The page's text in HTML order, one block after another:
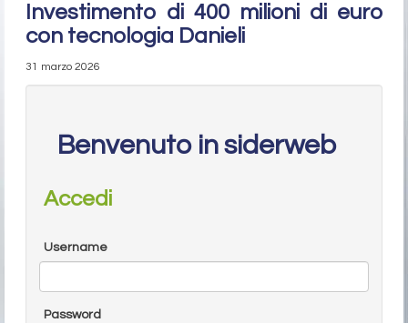
Investimento di 400 milioni di euro
con tecnologia Danieli
31 marzo 2026
Benvenuto in siderweb
Accedi
Username
Password